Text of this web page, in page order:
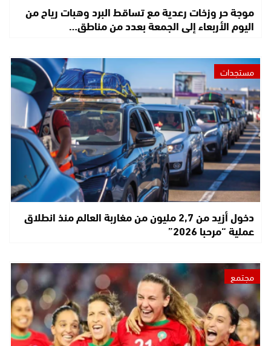
موجة حر وزخات رعدية مع تساقط البرد وهبات رياح من
اليوم الأربعاء إلى الجمعة بعدد من مناطق…
مستجدات
دخول أزيد من 2,7 مليون من مغاربة العالم منذ انطلاق
عملية “مرحبا 2026”
مجتمع